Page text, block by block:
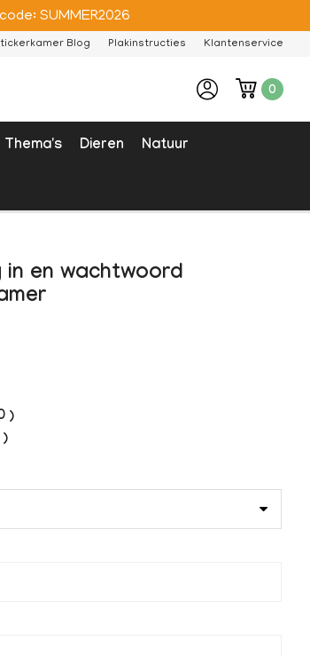
SUMMER2026
Blog Plakinstructies Klantenservice
0
Thema's Dieren Natuur
in en wachtwoord
)
)